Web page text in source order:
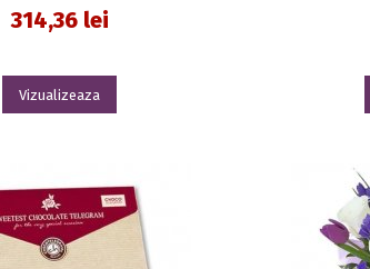
314,36 lei
Vizualizeaza